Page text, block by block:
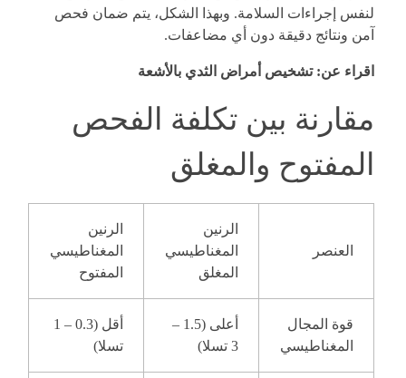
لنفس إجراءات السلامة. وبهذا الشكل، يتم ضمان فحص
آمن ونتائج دقيقة دون أي مضاعفات.
اقراء عن: تشخيص أمراض الثدي بالأشعة
مقارنة بين تكلفة الفحص
المفتوح والمغلق
العنصر
الرنين
المغناطيسي
المغلق
الرنين
المغناطيسي
المفتوح
قوة المجال
المغناطيسي
أعلى (1.5 –
3 تسلا)
أقل (0.3 – 1
تسلا)